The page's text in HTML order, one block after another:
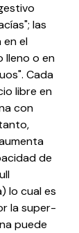
las
en el
lleno o en
Cada
libre en
con
de
lo cual es
la super-
puede